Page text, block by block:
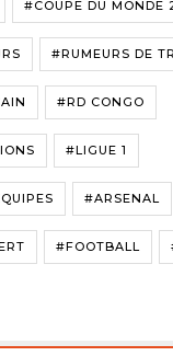
#COUPE DU MONDE
#RUMEURS DE
#RD CONGO
#LIGUE 1
#ARSENAL
#FOOTBALL